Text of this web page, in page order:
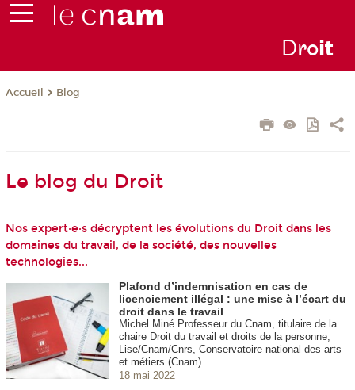
Droit
Accueil Blog
Le blog du Droit
Nos expert·e·s décryptent les évolutions du Droit dans les
domaines du travail, de la société, des nouvelles
technologies...
Plafond d’indemnisation en cas de
licenciement illégal : une mise à l’écart du
droit dans le travail
Michel Miné Professeur du Cnam, titulaire de la
chaire Droit du travail et droits de la personne,
Lise/Cnam/Cnrs, Conservatoire national des arts
et métiers (Cnam)
18 mai 2022